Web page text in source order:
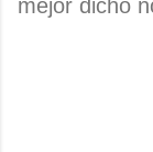
mejor dicho